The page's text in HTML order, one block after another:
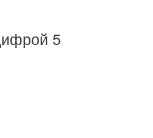
5